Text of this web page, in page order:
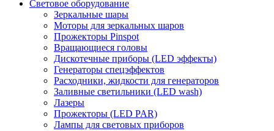
Световое оборудование
Зеркальные шары
Моторы для зеркальных шаров
Прожекторы Pinspot
Вращающиеся головы
Дискотечные приборы (LED эффекты)
Генераторы спецэффектов
Расходники, жидкости для генераторов
Заливные светильники (LED wash)
Лазеры
Прожекторы (LED PAR)
Лампы для световых приборов